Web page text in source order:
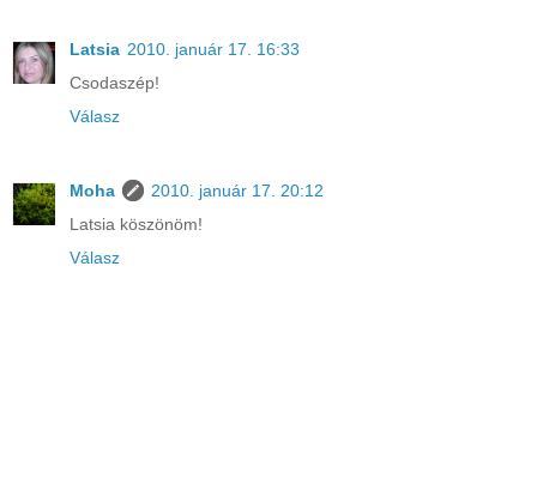
Latsia 2010. január 17. 16:33
Csodaszép!
Válasz
Moha
2010. január 17. 20:12
Latsia köszönöm!
Válasz